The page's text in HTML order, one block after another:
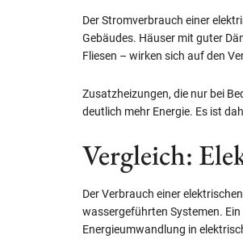
Der Stromverbrauch einer
Gebäudes. Häuser mit guter
Fliesen – wirken sich auf den
Zusatzheizungen, die nur bei
deutlich mehr Energie. Es ist
Vergleich:
Der Verbrauch einer
wassergeführten Systemen.
Energieumwandlung in